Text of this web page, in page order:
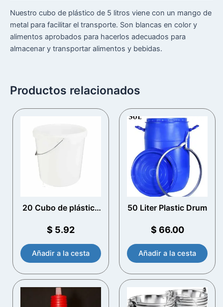
Nuestro cubo de plástico de 5 litros viene con un mango de
metal para facilitar el transporte. Son blancas en color y
alimentos aprobados para hacerlos adecuados para
almacenar y transportar alimentos y bebidas.
Productos relacionados
20 Cubo de plástico
metal (White)
$ 5.92
Añadir a la cesta
50 Liter Plastic Drum
$ 66.00
Añadir a la cesta